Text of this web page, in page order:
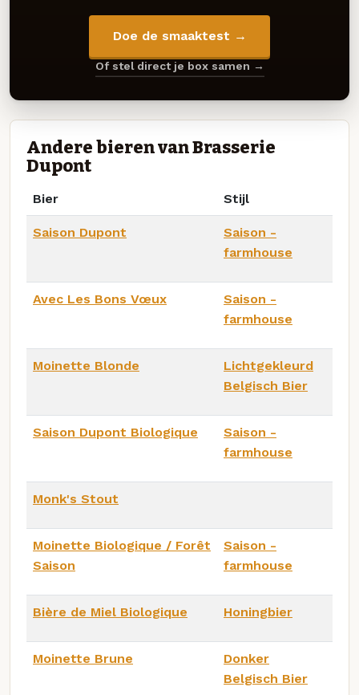
Doe de smaaktest →
Of stel direct je box samen →
Andere bieren van Brasserie
Dupont
Bier Stijl
Saison Dupont
Saison -
farmhouse
Avec Les Bons Vœux
Saison -
farmhouse
Moinette Blonde
Lichtgekleurd
Belgisch Bier
Saison Dupont Biologique
Saison -
farmhouse
Monk's Stout
Moinette Biologique / Forêt
Saison
Saison -
farmhouse
Bière de Miel Biologique Honingbier
Moinette Brune
Donker
Belgisch Bier